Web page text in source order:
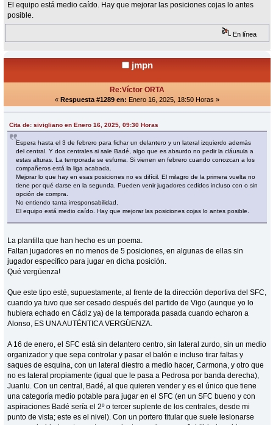
El equipo está medio caído. Hay que mejorar las posiciones cojas lo antes
posible.
En línea
jmpn
Re:Víctor ORTA
« Respuesta #1289 en: Enero 16, 2025, 18:50 Horas »
Cita de: sivigliano en Enero 16, 2025, 09:30 Horas
Espera hasta el 3 de febrero para fichar un delantero y un lateral izquierdo además
del central. Y dos centrales si sale Badé, algo que es absurdo no pedir la cláusula a
estas alturas. La temporada se esfuma. Si vienen en febrero cuando conozcan a los
compañeros está la liga acabada.
Mejorar lo que hay en esas posiciones no es difícil. El milagro de la primera vuelta no
tiene por qué darse en la segunda. Pueden venir jugadores cedidos incluso con o sin
opción de compra.
No entiendo tanta irresponsabilidad.
El equipo está medio caído. Hay que mejorar las posiciones cojas lo antes posible.
La plantilla que han hecho es un poema.
Faltan jugadores en no menos de 5 posiciones, en algunas de ellas sin
jugador específico para jugar en dicha posición.
Qué vergüenza!
Que este tipo esté, supuestamente, al frente de la dirección deportiva del SFC,
cuando ya tuvo que ser cesado después del partido de Vigo (aunque yo lo
hubiera echado en Cádiz ya) de la temporada pasada cuando echaron a
Alonso, ES UNA AUTÉNTICA VERGÜENZA.
A 16 de enero, el SFC está sin delantero centro, sin lateral zurdo, sin un medio
organizador y que sepa controlar y pasar el balón e incluso tirar faltas y
saques de esquina, con un lateral diestro a medio hacer, Carmona, y otro que
no es lateral propiamente (igual que le pasa a Pedrosa por banda derecha),
Juanlu. Con un central, Badé, al que quieren vender y es el único que tiene
una categoría medio potable para jugar en el SFC (en un SFC bueno y con
aspiraciones Badé sería el 2º o tercer suplente de los centrales, desde mi
punto de vista; este es el nivel). Con un portero titular que suele lesionarse